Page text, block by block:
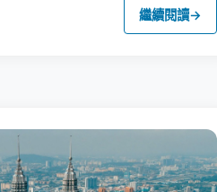
繼續閱讀→